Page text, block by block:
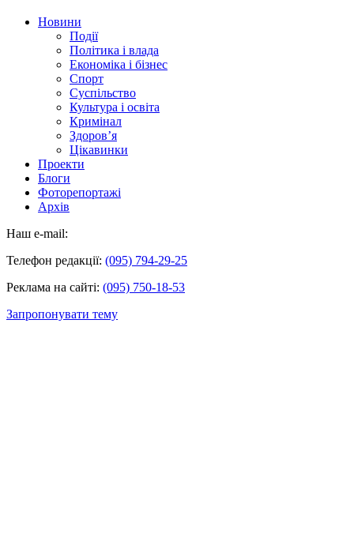
Новини
Події
Політика і влада
Економіка і бізнес
Спорт
Суспільство
Культура і освіта
Кримінал
Здоров’я
Цікавинки
Проекти
Блоги
Фоторепортажі
Архів
Наш e-mail:
Телефон редакції: (095) 794-29-25
Реклама на сайті: (095) 750-18-53
Запропонувати тему